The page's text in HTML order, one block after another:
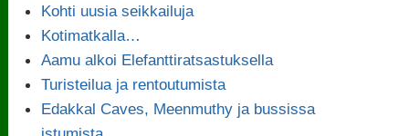
Kohti uusia seikkailuja
Kotimatkalla…
Aamu alkoi Elefanttiratsastuksella
Turisteilua ja rentoutumista
Edakkal Caves, Meenmuthy ja bussissa